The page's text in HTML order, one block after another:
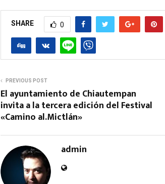
SHARE 0
PREVIOUS POST
El ayuntamiento de Chiautempan
invita a la tercera edición del Festival
«Camino al.Mictlán»
admin